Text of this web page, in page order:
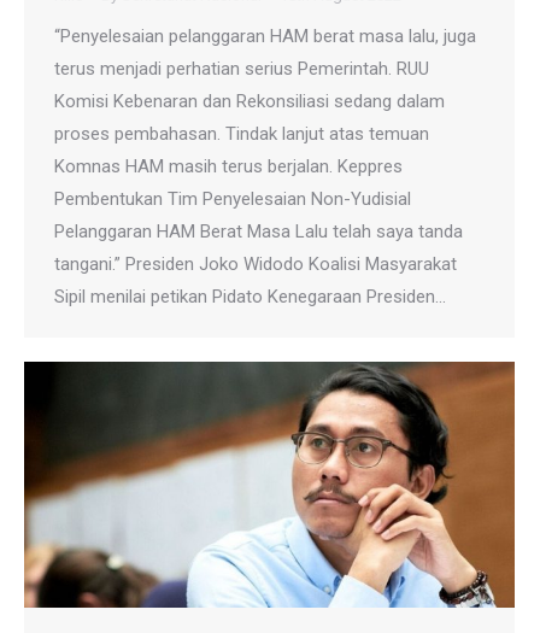
“Penyelesaian pelanggaran HAM berat masa lalu, juga
terus menjadi perhatian serius Pemerintah. RUU
Komisi Kebenaran dan Rekonsiliasi sedang dalam
proses pembahasan. Tindak lanjut atas temuan
Komnas HAM masih terus berjalan. Keppres
Pembentukan Tim Penyelesaian Non-Yudisial
Pelanggaran HAM Berat Masa Lalu telah saya tanda
tangani.” Presiden Joko Widodo Koalisi Masyarakat
Sipil menilai petikan Pidato Kenegaraan Presiden…